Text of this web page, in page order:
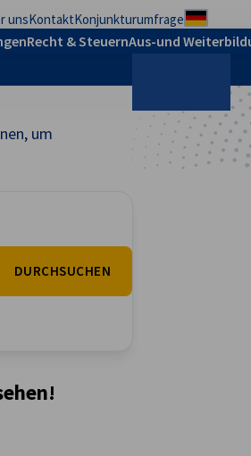
unsKontaktKonjunkturumfrage
Recht & SteuernAus-und
Suche
um
DURCHSUCHEN